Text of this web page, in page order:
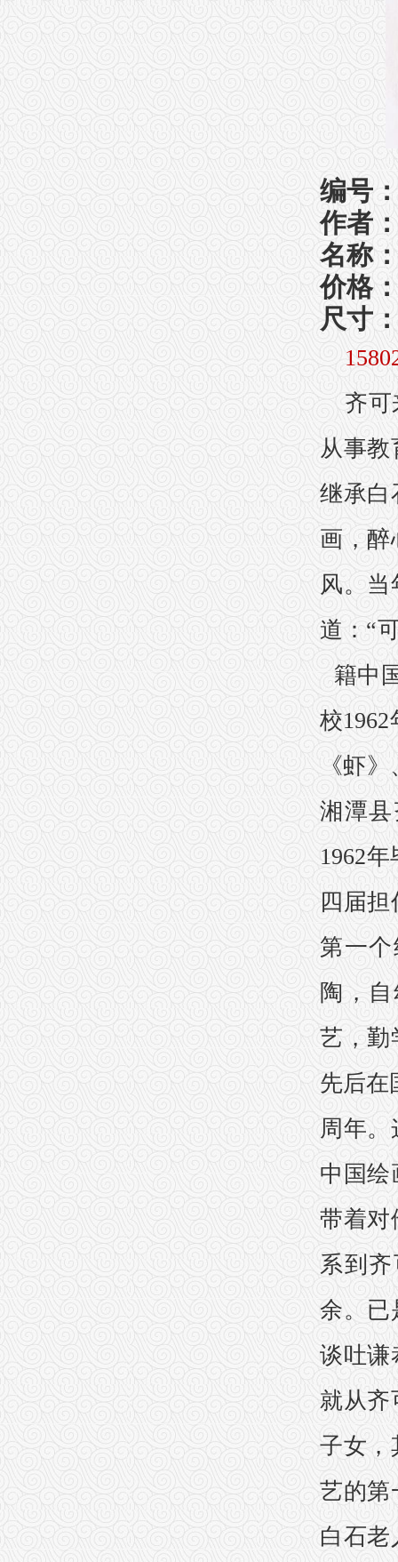
编号
作者
名称
价格
尺寸
齐可
从事
继承白
画，醉
风。
道：“
籍中
校
《虾
湘潭
1962
四届
第一
陶，
艺，勤
先后在
周年
中国绘
带着对
系到
余。已
谈吐谦
就从齐
子女，
艺的第
白石